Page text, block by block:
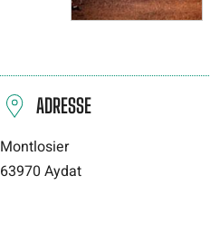
ADRESSE
Montlosier
63970 Aydat